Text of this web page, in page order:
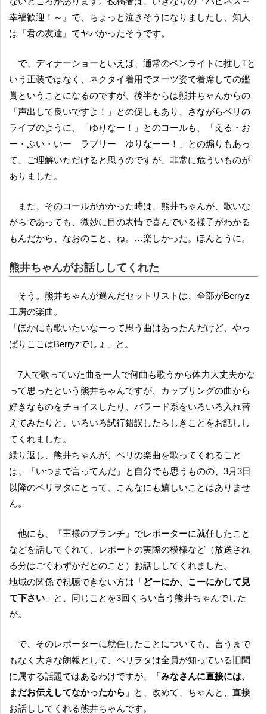
幸福歓迎！～』で、ちょっと泣きそうになりましたし、知人
は『君の友達』でヤバかったそうです。
で、ディナーショーといえば、通常のペンライトに推しTと
いう正装ではなく、ネクタイ着用でスーツ姿で着席しての鑑
賞ということになるのですが、後半からは熊井ちゃんからの
「声出して良いですよ！」との促しもあり、さながらベリの
ライブのように、「ゆりなー！」とのコールも、「える・お
ー・ぶい・いー ラブリー ゆりなーー！」との煽りもあっ
て、ご理解いただけると思うのですが、非常に危ういものが
ありました。
また、そのコールがかかった時は、熊井ちゃんが、歌いな
がらであっても、微妙に目の表情で喜んでいる様子がわかる
もんだから、なおのこと、ね。…楽しかった。ほんとうに。
熊井ちゃんがお話ししてくれた
そう。熊井ちゃんが選んだセットリストは、全部がBerryz
工房の楽曲。
「ほかにも歌いたいなーって思う曲はあったんだけど、やっ
ぱりここはBerryzでしょ」と。
7人で歌っていた曲を一人で何曲も歌うから体力大丈夫かな
って思ったという熊井ちゃんですが、カップリングの曲から
好きなものをチョイスしたり、バラード系をいろいろ入れ替
えてみたりと、いろいろ試行錯誤したらしきことをお話しし
てくれました。
繰り返し、熊井ちゃんが、ベリの楽曲を歌ってくれること
は、「いつまで言ってんだ」と自分でも思うものの、3月3日
以降のベリヲタにとって、こんなにも嬉しいことはありませ
ん。
他にも、『王様のブランチ』でレポーターに就任したこと
などを話してくれて、レポートの実際の模様など（放送され
る分はごくわずかだとのこと）お話ししてくれました。
地域の関係で視聴できない方は「どーにか、こーにかして見
て下さい 」と、同じことを3回くらい言う熊井ちゃんでした
が。
で、そのレポーターに就任したことについても、言うまで
もなく大きな朗報として、ベリヲタは全員が知っている旧聞
に属する話題ではあるわけですが、「みなさんに直接には、
まだお伝えしてなかったから 」と、改めて、ちゃんと、直接
お話ししてくれる熊井ちゃんです。